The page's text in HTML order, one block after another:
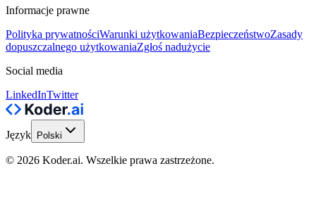
Informacje prawne
Polityka prywatnościWarunki użytkowaniaBezpieczeństwoZasady
dopuszczalnego użytkowaniaZgłoś nadużycie
Social media
LinkedInTwitter
Język Polski
© 2026 Koder.ai. Wszelkie prawa zastrzeżone.